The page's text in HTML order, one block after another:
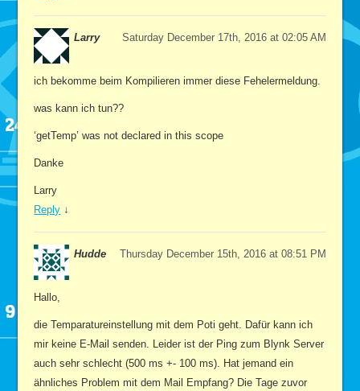
Larry Saturday December 17th, 2016 at 02:05 AM
ich bekomme beim Kompilieren immer diese Fehelermeldung.
was kann ich tun??
‘getTemp’ was not declared in this scope
Danke
Larry
Reply ↓
Hudde Thursday December 15th, 2016 at 08:51 PM
Hallo,
die Temparatureinstellung mit dem Poti geht. Dafür kann ich
mir keine E-Mail senden. Leider ist der Ping zum Blynk Server
auch sehr schlecht (500 ms +- 100 ms). Hat jemand ein
ähnliches Problem mit dem Mail Empfang? Die Tage zuvor